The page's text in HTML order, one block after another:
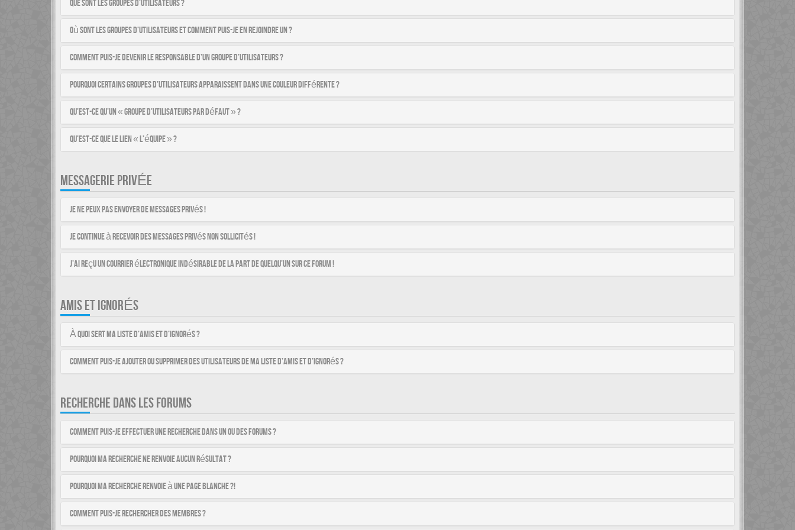
Que sont les groupes d’utilisateurs ?
Où sont les groupes d’utilisateurs et comment puis-je en rejoindre un ?
Comment puis-je devenir le responsable d’un groupe d’utilisateurs ?
Pourquoi certains groupes d’utilisateurs apparaissent dans une couleur différente ?
Qu’est-ce qu’un « groupe d’utilisateurs par défaut » ?
Qu’est-ce que le lien « L’équipe » ?
MESSAGERIE PRIVÉE
Je ne peux pas envoyer de messages privés !
Je continue à recevoir des messages privés non sollicités !
J’ai reçu un courrier électronique indésirable de la part de quelqu’un sur ce forum !
AMIS ET IGNORÉS
À quoi sert ma liste d’amis et d’ignorés ?
Comment puis-je ajouter ou supprimer des utilisateurs de ma liste d’amis et d’ignorés ?
RECHERCHE DANS LES FORUMS
Comment puis-je effectuer une recherche dans un ou des forums ?
Pourquoi ma recherche ne renvoie aucun résultat ?
Pourquoi ma recherche renvoie à une page blanche ?!
Comment puis-je rechercher des membres ?